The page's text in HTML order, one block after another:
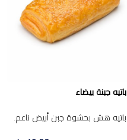
باتيه جبنة بيضاء
باتيه هش بحشوة جبن أبيض ناعم.